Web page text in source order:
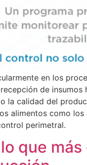
en los
de
la calidad del
alimentos como
perimetral.
que